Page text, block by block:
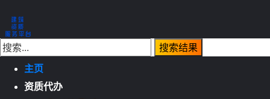
主页
资质代办